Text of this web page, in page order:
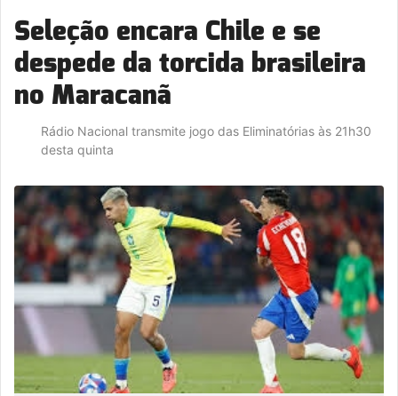
Seleção encara Chile e se
despede da torcida brasileira
no Maracanã
Rádio Nacional transmite jogo das Eliminatórias às 21h30
desta quinta